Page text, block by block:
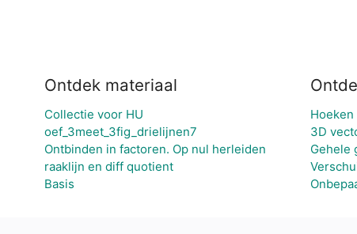
Ontdek materiaal
Collectie voor HU
oef_3meet_3fig_drielijnen7
Ontbinden in factoren. Op nul herleiden
raaklijn en diff quotient
Basis
Hoeken
3D
Gehele